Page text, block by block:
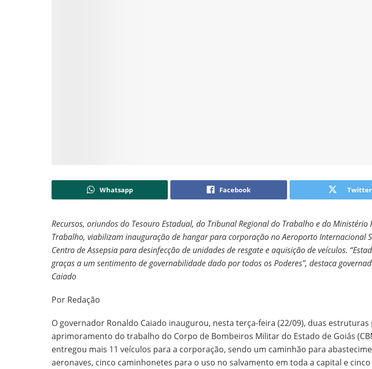
Whatsapp Facebook Twitter
Recursos, oriundos do Tesouro Estadual, do Tribunal Regional do Trabalho e do Ministério
Trabalho, viabilizam inauguração de hangar para corporação no Aeroporto Internacional
Centro de Assepsia para desinfecção de unidades de resgate e aquisição de veículos.
graças a um sentimento de governabilidade dado por todos os Poderes”, destaca
Caiado
Por Redação
O governador Ronaldo Caiado inaugurou, nesta terça-feira (22/09), duas estruturas
aprimoramento do trabalho do Corpo de Bombeiros Militar do Estado de Goiás
entregou mais 11 veículos para a corporação, sendo um caminhão para
aeronaves, cinco caminhonetes para o uso no salvamento em toda a capital e